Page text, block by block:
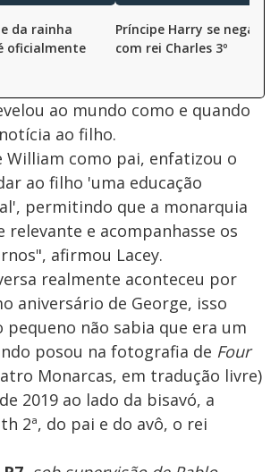
da rainha
oficialmente
Príncipe Harry se nega a
com rei Charles 3º
ao mundo como e quando
ao filho.
William como pai, enfatizou o
ao filho 'uma educação
permitindo que a monarquia
relevante e acompanhasse os
afirmou Lacey.
realmente aconteceu por
aniversário de George, isso
pequeno não sabia que era um
posou na fotografia de Four
Monarcas, em tradução livre)
2019 ao lado da bisavó, a
2ª, do pai e do avô, o rei